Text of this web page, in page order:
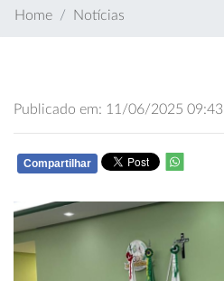
Home Notícias
Publicado em: 11/06/2025 09:43
Compartilhar